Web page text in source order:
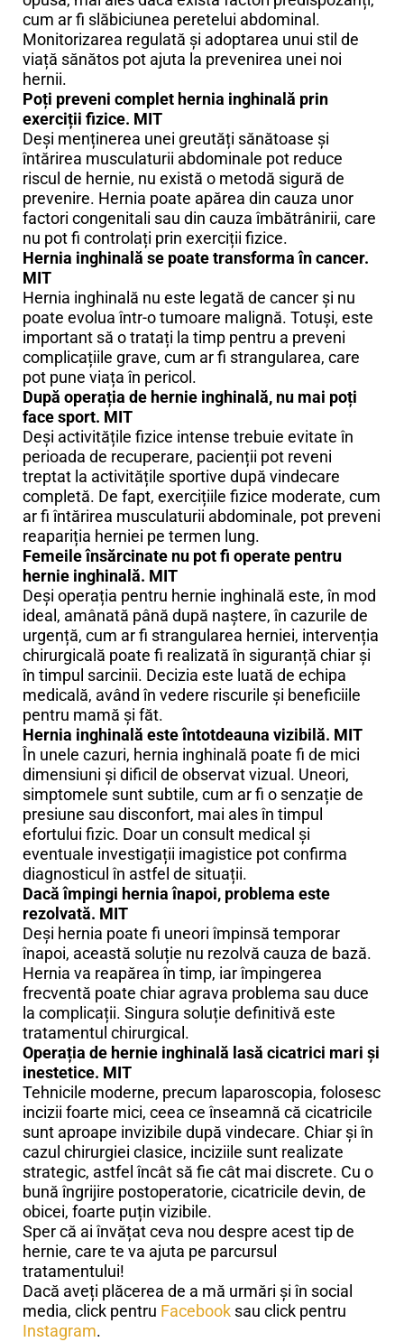
cum ar fi slăbiciunea peretelui abdominal.
Monitorizarea regulată și adoptarea unui stil de
viață sănătos pot ajuta la prevenirea unei noi
hernii.
Poți preveni complet hernia inghinală prin
exerciții fizice. MIT
Deși menținerea unei greutăți sănătoase și
întărirea musculaturii abdominale pot reduce
riscul de hernie, nu există o metodă sigură de
prevenire. Hernia poate apărea din cauza unor
factori congenitali sau din cauza îmbătrânirii, care
nu pot fi controlați prin exerciții fizice.
Hernia inghinală se poate transforma în cancer.
MIT
Hernia inghinală nu este legată de cancer și nu
poate evolua într-o tumoare malignă. Totuși, este
important să o tratați la timp pentru a preveni
complicațiile grave, cum ar fi strangularea, care
pot pune viața în pericol.
După operația de hernie inghinală, nu mai poți
face sport. MIT
Deși activitățile fizice intense trebuie evitate în
perioada de recuperare, pacienții pot reveni
treptat la activitățile sportive după vindecare
completă. De fapt, exercițiile fizice moderate, cum
ar fi întărirea musculaturii abdominale, pot preveni
reapariția herniei pe termen lung.
Femeile însărcinate nu pot fi operate pentru
hernie inghinală. MIT
Deși operația pentru hernie inghinală este, în mod
ideal, amânată până după naștere, în cazurile de
urgență, cum ar fi strangularea herniei, intervenția
chirurgicală poate fi realizată în siguranță chiar și
în timpul sarcinii. Decizia este luată de echipa
medicală, având în vedere riscurile și beneficiile
pentru mamă și făt.
Hernia inghinală este întotdeauna vizibilă. MIT
În unele cazuri, hernia inghinală poate fi de mici
dimensiuni și dificil de observat vizual. Uneori,
simptomele sunt subtile, cum ar fi o senzație de
presiune sau disconfort, mai ales în timpul
efortului fizic. Doar un consult medical și
eventuale investigații imagistice pot confirma
diagnosticul în astfel de situații.
Dacă împingi hernia înapoi, problema este
rezolvată. MIT
Deși hernia poate fi uneori împinsă temporar
înapoi, această soluție nu rezolvă cauza de bază.
Hernia va reapărea în timp, iar împingerea
frecventă poate chiar agrava problema sau duce
la complicații. Singura soluție definitivă este
tratamentul chirurgical.
Operația de hernie inghinală lasă cicatrici mari și
inestetice. MIT
Tehnicile moderne, precum laparoscopia, folosesc
incizii foarte mici, ceea ce înseamnă că cicatricile
sunt aproape invizibile după vindecare. Chiar și în
cazul chirurgiei clasice, inciziile sunt realizate
strategic, astfel încât să fie cât mai discrete. Cu o
bună îngrijire postoperatorie, cicatricile devin, de
obicei, foarte puțin vizibile.
Sper că ai învățat ceva nou despre acest tip de
hernie, care te va ajuta pe parcursul
tratamentului!
Dacă aveți plăcerea de a mă urmări și în social
media, click pentru Facebook sau click pentru
Instagram.